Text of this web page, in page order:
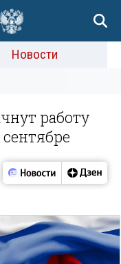
Новости
работу